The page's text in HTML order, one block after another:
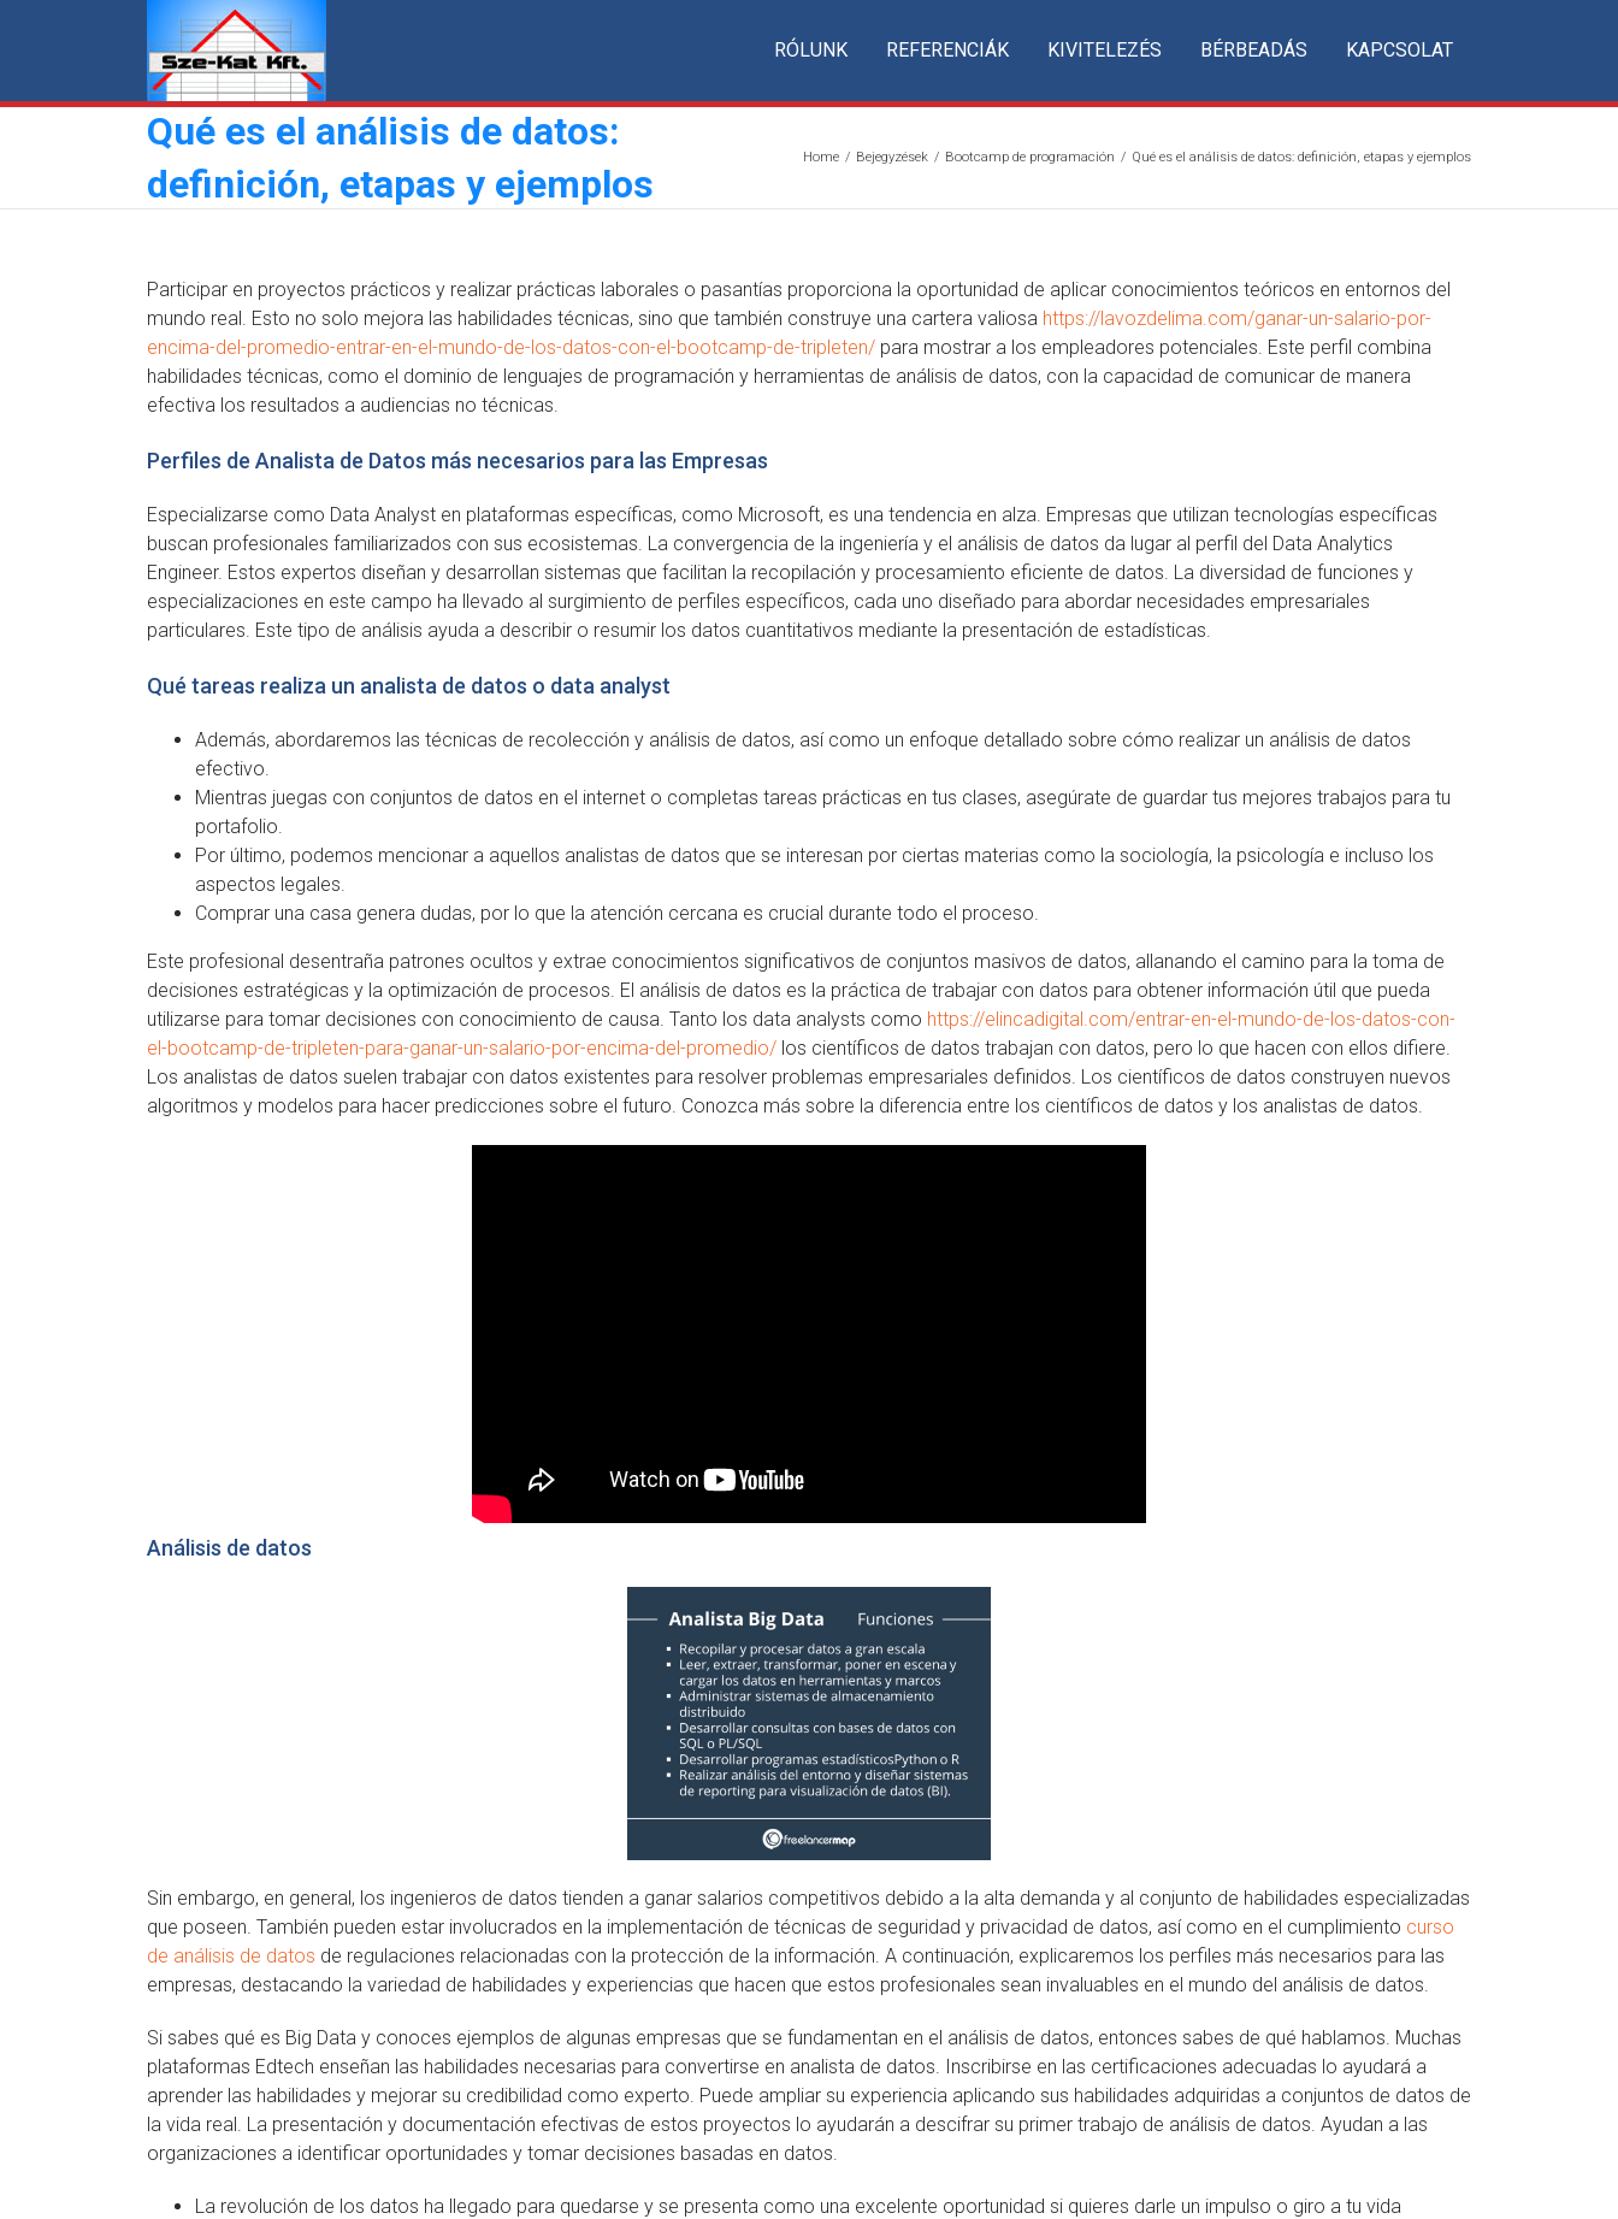
RÓLUNK REFERENCIÁK KIVITELEZÉS BÉRBEADÁS KAPCSOLAT
Qué es el análisis de datos:
definición, etapas y ejemplos
Home / Bejegyzések / Bootcamp de programación / Qué es el análisis de datos: definición, etapas y ejemplos
Participar en proyectos prácticos y realizar prácticas laborales o pasantías proporciona la oportunidad de aplicar conocimientos teóricos en entornos del
mundo real. Esto no solo mejora las habilidades técnicas, sino que también construye una cartera valiosa https://lavozdelima.com/ganar-un-salario-por-
encima-del-promedio-entrar-en-el-mundo-de-los-datos-con-el-bootcamp-de-tripleten/ para mostrar a los empleadores potenciales. Este perfil combina
habilidades técnicas, como el dominio de lenguajes de programación y herramientas de análisis de datos, con la capacidad de comunicar de manera
efectiva los resultados a audiencias no técnicas.
Perfiles de Analista de Datos más necesarios para las Empresas
Especializarse como Data Analyst en plataformas específicas, como Microsoft, es una tendencia en alza. Empresas que utilizan tecnologías específicas
buscan profesionales familiarizados con sus ecosistemas. La convergencia de la ingeniería y el análisis de datos da lugar al perfil del Data Analytics
Engineer. Estos expertos diseñan y desarrollan sistemas que facilitan la recopilación y procesamiento eficiente de datos. La diversidad de funciones y
especializaciones en este campo ha llevado al surgimiento de perfiles específicos, cada uno diseñado para abordar necesidades empresariales
particulares. Este tipo de análisis ayuda a describir o resumir los datos cuantitativos mediante la presentación de estadísticas.
Qué tareas realiza un analista de datos o data analyst
Además, abordaremos las técnicas de recolección y análisis de datos, así como un enfoque detallado sobre cómo realizar un análisis de datos
efectivo.
Mientras juegas con conjuntos de datos en el internet o completas tareas prácticas en tus clases, asegúrate de guardar tus mejores trabajos para tu
portafolio.
Por último, podemos mencionar a aquellos analistas de datos que se interesan por ciertas materias como la sociología, la psicología e incluso los
aspectos legales.
Comprar una casa genera dudas, por lo que la atención cercana es crucial durante todo el proceso.
Este profesional desentraña patrones ocultos y extrae conocimientos significativos de conjuntos masivos de datos, allanando el camino para la toma de
decisiones estratégicas y la optimización de procesos. El análisis de datos es la práctica de trabajar con datos para obtener información útil que pueda
utilizarse para tomar decisiones con conocimiento de causa. Tanto los data analysts como https://elincadigital.com/entrar-en-el-mundo-de-los-datos-con-
el-bootcamp-de-tripleten-para-ganar-un-salario-por-encima-del-promedio/ los científicos de datos trabajan con datos, pero lo que hacen con ellos difiere.
Los analistas de datos suelen trabajar con datos existentes para resolver problemas empresariales definidos. Los científicos de datos construyen nuevos
algoritmos y modelos para hacer predicciones sobre el futuro. Conozca más sobre la diferencia entre los científicos de datos y los analistas de datos.
Análisis de datos
Sin embargo, en general, los ingenieros de datos tienden a ganar salarios competitivos debido a la alta demanda y al conjunto de habilidades especializadas
que poseen. También pueden estar involucrados en la implementación de técnicas de seguridad y privacidad de datos, así como en el cumplimiento curso
de análisis de datos de regulaciones relacionadas con la protección de la información. A continuación, explicaremos los perfiles más necesarios para las
empresas, destacando la variedad de habilidades y experiencias que hacen que estos profesionales sean invaluables en el mundo del análisis de datos.
Si sabes qué es Big Data y conoces ejemplos de algunas empresas que se fundamentan en el análisis de datos, entonces sabes de qué hablamos. Muchas
plataformas Edtech enseñan las habilidades necesarias para convertirse en analista de datos. Inscribirse en las certificaciones adecuadas lo ayudará a
aprender las habilidades y mejorar su credibilidad como experto. Puede ampliar su experiencia aplicando sus habilidades adquiridas a conjuntos de datos de
la vida real. La presentación y documentación efectivas de estos proyectos lo ayudarán a descifrar su primer trabajo de análisis de datos. Ayudan a las
organizaciones a identificar oportunidades y tomar decisiones basadas en datos.
La revolución de los datos ha llegado para quedarse y se presenta como una excelente oportunidad si quieres darle un impulso o giro a tu vida